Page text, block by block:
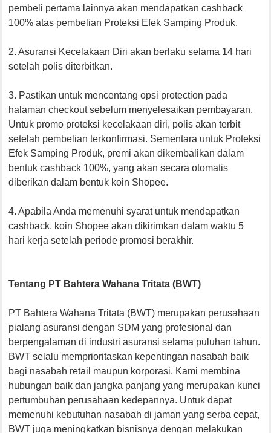
pembeli pertama lainnya akan mendapatkan cashback
100% atas pembelian Proteksi Efek Samping Produk.
2. Asuransi Kecelakaan Diri akan berlaku selama 14 hari
setelah polis diterbitkan.
3. Pastikan untuk mencentang opsi protection pada
halaman checkout sebelum menyelesaikan pembayaran.
Untuk promo proteksi kecelakaan diri, polis akan terbit
setelah pembelian terkonfirmasi. Sementara untuk Proteksi
Efek Samping Produk, premi akan dikembalikan dalam
bentuk cashback 100%, yang akan secara otomatis
diberikan dalam bentuk koin Shopee.
4. Apabila Anda memenuhi syarat untuk mendapatkan
cashback, koin Shopee akan dikirimkan dalam waktu 5
hari kerja setelah periode promosi berakhir.
Tentang PT Bahtera Wahana Tritata (BWT)
PT Bahtera Wahana Tritata (BWT) merupakan perusahaan
pialang asuransi dengan SDM yang profesional dan
berpengalaman di industri asuransi selama puluhan tahun.
BWT selalu memprioritaskan kepentingan nasabah baik
bagi nasabah retail maupun korporasi. Kami membina
hubungan baik dan jangka panjang yang merupakan kunci
pertumbuhan perusahaan kedepannya. Untuk dapat
memenuhi kebutuhan nasabah di jaman yang serba cepat,
BWT juga meningkatkan bisnisnya dengan melakukan